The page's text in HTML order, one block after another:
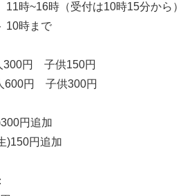
時~16時（受付は10時15分から）
10時まで
300円 子供150円
600円 子供300円
円追加
)150円追加
：